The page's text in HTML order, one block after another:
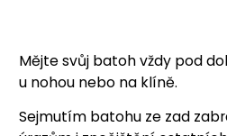
Mějte svůj batoh vždy pod
u nohou nebo na klíně.
Sejmutím batohu ze zad